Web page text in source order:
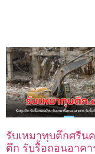
รับเหมาทุบตึกศรีน
ตึก รับรื้อถอนอาคา